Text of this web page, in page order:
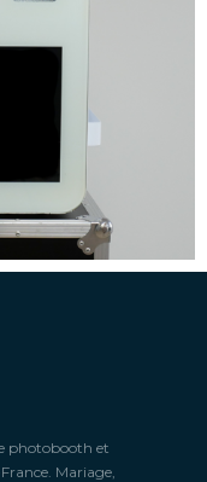
photobooth et
Mariage,